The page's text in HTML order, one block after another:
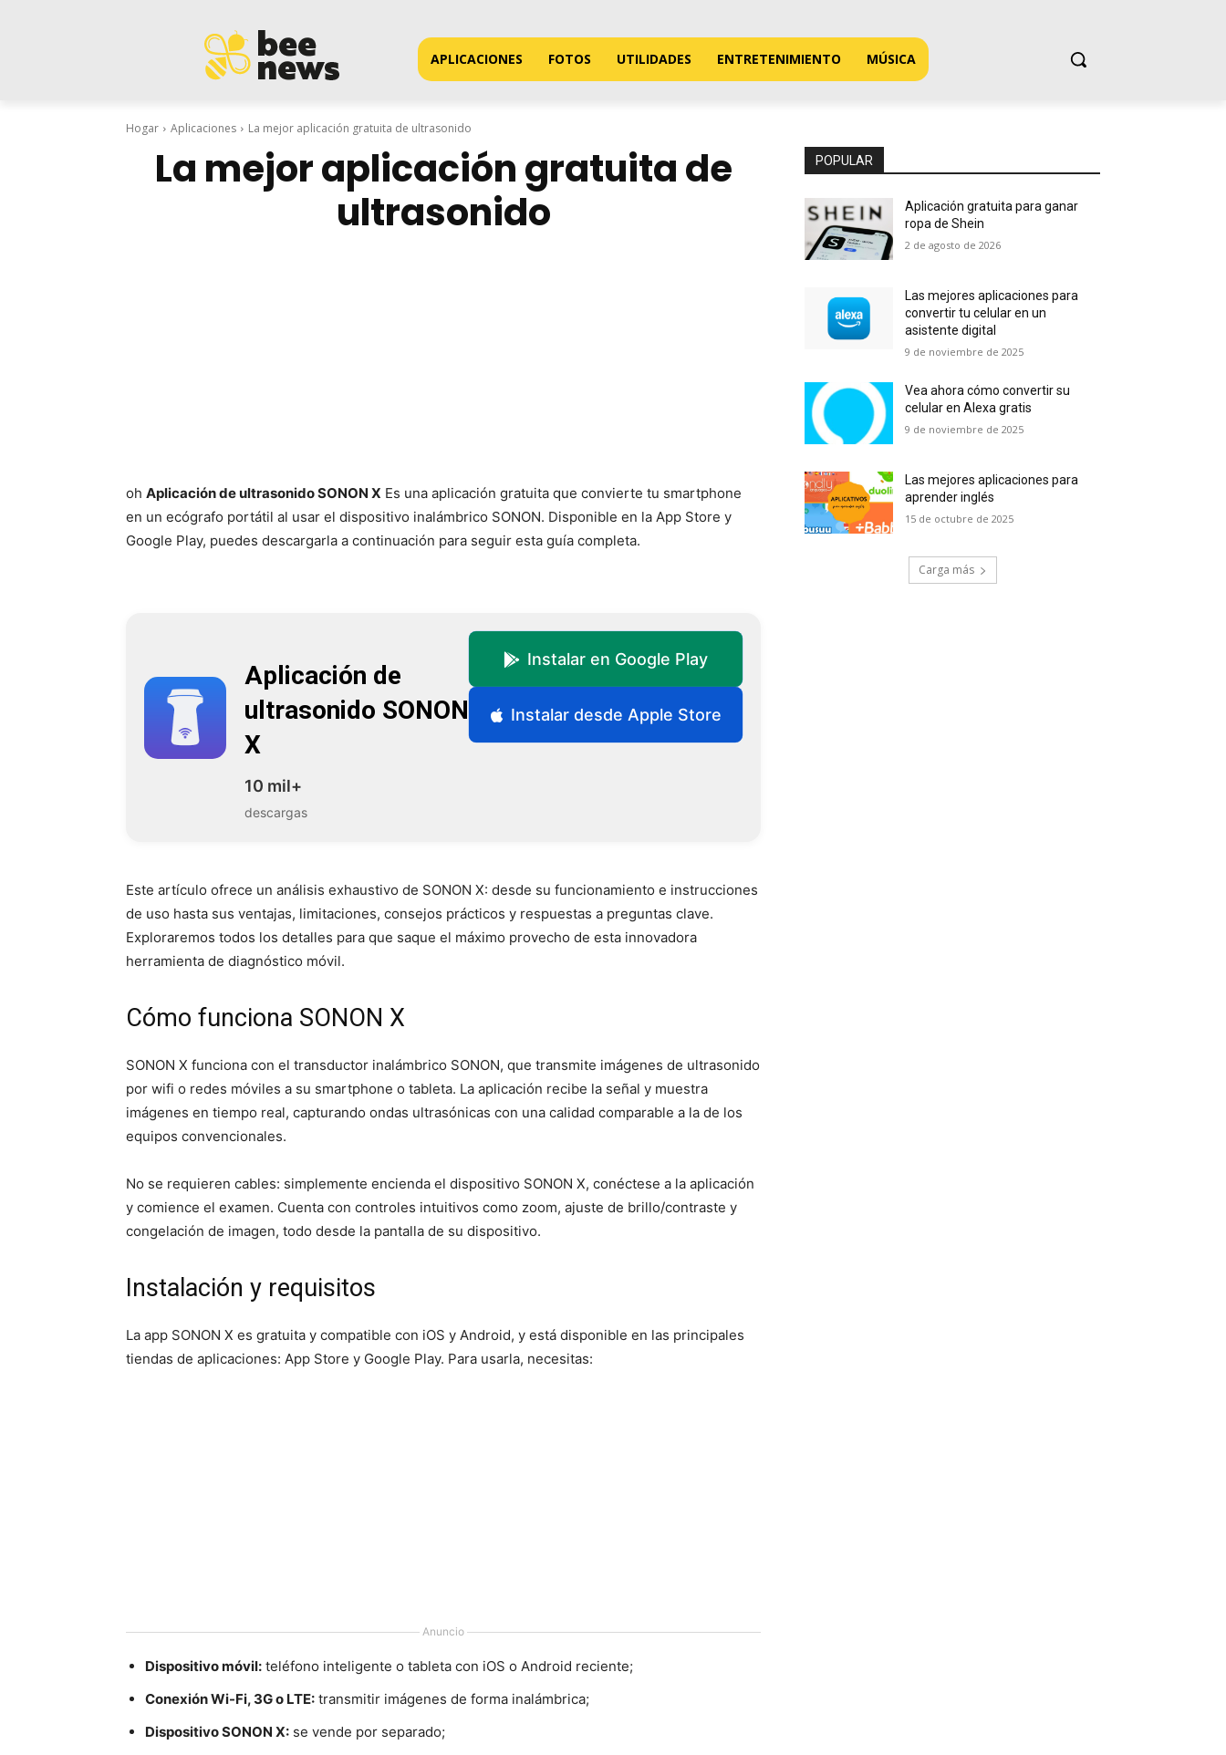
APLICACIONES FOTOS UTILIDADES ENTRETENIMIENTO MÚSICA
Hogar Aplicaciones La mejor aplicación gratuita de ultrasonido
La mejor aplicación gratuita de
ultrasonido
oh Aplicación de ultrasonido SONON X Es una aplicación gratuita que convierte tu smartphone
en un ecógrafo portátil al usar el dispositivo inalámbrico SONON. Disponible en la App Store y
Google Play, puedes descargarla a continuación para seguir esta guía completa.
Aplicación de
ultrasonido SONON
X
10 mil+
descargas
Instalar en Google Play
Instalar desde Apple Store
Este artículo ofrece un análisis exhaustivo de SONON X: desde su funcionamiento e instrucciones
de uso hasta sus ventajas, limitaciones, consejos prácticos y respuestas a preguntas clave.
Exploraremos todos los detalles para que saque el máximo provecho de esta innovadora
herramienta de diagnóstico móvil.
Cómo funciona SONON X
SONON X funciona con el transductor inalámbrico SONON, que transmite imágenes de ultrasonido
por wifi o redes móviles a su smartphone o tableta. La aplicación recibe la señal y muestra
imágenes en tiempo real, capturando ondas ultrasónicas con una calidad comparable a la de los
equipos convencionales.
No se requieren cables: simplemente encienda el dispositivo SONON X, conéctese a la aplicación
y comience el examen. Cuenta con controles intuitivos como zoom, ajuste de brillo/contraste y
congelación de imagen, todo desde la pantalla de su dispositivo.
Instalación y requisitos
La app SONON X es gratuita y compatible con iOS y Android, y está disponible en las principales
tiendas de aplicaciones: App Store y Google Play. Para usarla, necesitas:
Anuncio
Dispositivo móvil: teléfono inteligente o tableta con iOS o Android reciente;
Conexión Wi-Fi, 3G o LTE: transmitir imágenes de forma inalámbrica;
Dispositivo SONON X: se vende por separado;
POPULAR
Aplicación gratuita para ganar
ropa de Shein
2 de agosto de 2026
Las mejores aplicaciones para
convertir tu celular en un
asistente digital
9 de noviembre de 2025
Vea ahora cómo convertir su
celular en Alexa gratis
9 de noviembre de 2025
Las mejores aplicaciones para
aprender inglés
15 de octubre de 2025
Carga más